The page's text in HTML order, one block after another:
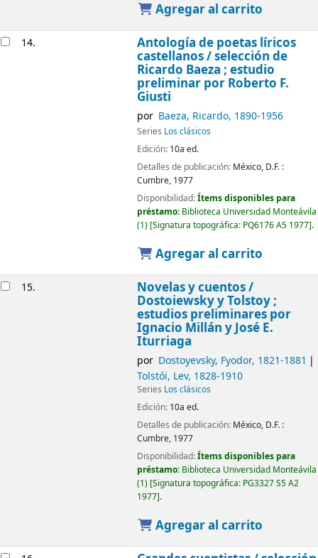
Agregar al carrito
14. Antología de poetas líricos
castellanos /selección de
Ricardo Baeza ; estudio
preliminar por Roberto F.
Giusti
por Baeza, Ricardo, 1890-1956
Series Los clásicos
Edición: 10a ed.
Detalles de publicación: México, D.F. :
Cumbre, 1977
Disponibilidad:Ítems disponibles para
préstamo: Biblioteca Universidad Monteávila
(1) Signatura topográfica: PQ6176 A5 1977 .
Agregar al carrito
15. Novelas y cuentos /
Dostoiewsky y Tolstoy ;
estudios preliminares por
Ignacio Millán y José E.
Iturriaga
por Dostoyevsky, Fyodor, 1821-1881
Tolstói, Lev, 1828-1910
Series Los clásicos
Edición: 10a ed.
Detalles de publicación: México, D.F. :
Cumbre, 1977
Disponibilidad:Ítems disponibles para
préstamo: Biblioteca Universidad Monteávila
(1) Signatura topográfica: PG3327 S5 A2
1977 .
Agregar al carrito